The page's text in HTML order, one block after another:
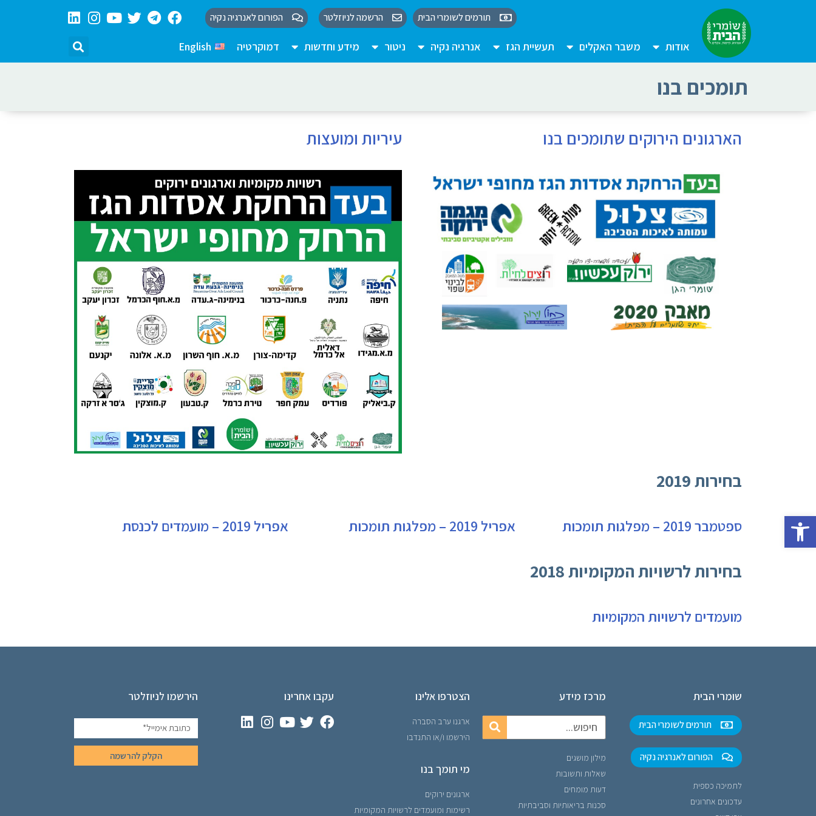
פתח סרגל נגישות
תורמים לשומרי הבית הרשמה לניוזלטר הפורום לאנרגיה נקיה
אודות משבר האקלים תעשיית הגז אנרגיה נקיה ניטור מידע וחדשות דמוקרטיה English
תומכים בנו
הארגונים הירוקים שתומכים בנו עיריות ומועצות
בחירות 2019
ספטמבר 2019 – מפלגות תומכות אפריל 2019 – מפלגות תומכות אפריל 2019 – מועמדים לכנסת
בחירות לרשויות המקומיות 2018
מועמדים לרשויות המקומיות
שומרי הבית
תורמים לשומרי הבית
הפורום לאנרגיה נקיה
לתמיכה כספית
עדכונים אחרונים
מרכז מידע
מילון מושגים
שאלות ותשובות
דעות מומחים
סכנות בריאותיות וסביבתיות
הצטרפו אלינו
ארגנו ערב הסברה
הירשמו ו/או התנדבו
מי תומך בנו
ארגונים ירוקים
רשימות ומועמדים לרשויות המקומיות
עקבו אחרינו הירשמו לניוזלטר
הקלק להרשמה